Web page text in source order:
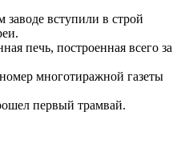
заводе вступили в строй
печь, построенная всего за
многотиражной газеты
первый трамвай.